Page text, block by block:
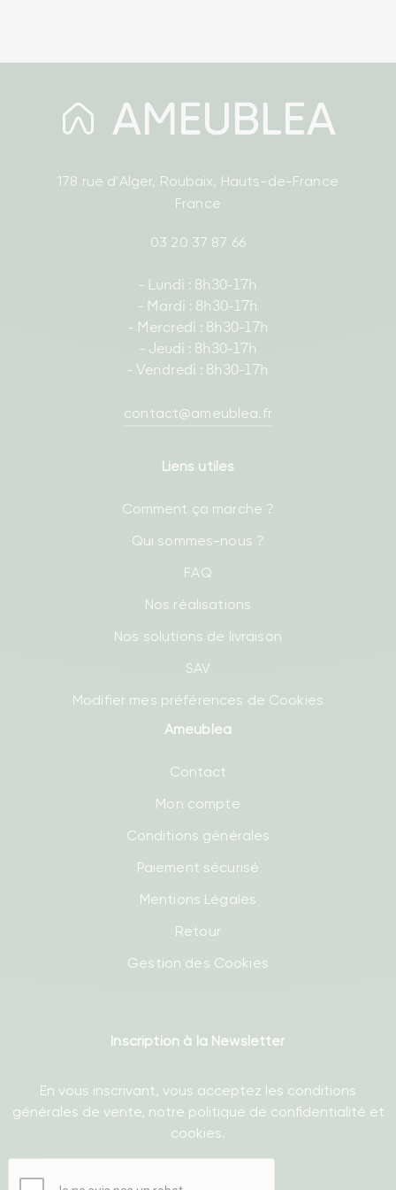
178 rue d'Alger, Roubaix, Hauts-de-France
France
03 20 37 87 66
- Lundi : 8h30-17h
- Mardi : 8h30-17h
- Mercredi : 8h30-17h
- Jeudi : 8h30-17h
- Vendredi : 8h30-17h
contact@ameublea.fr
Liens utiles
Comment ça marche ?
Qui sommes-nous ?
FAQ
Nos réalisations
Nos solutions de livraison
SAV
Modifier mes préférences de Cookies
Ameublea
Contact
Mon compte
Conditions générales
Paiement sécurisé
Mentions Légales
Retour
Gestion des Cookies
Inscription à la Newsletter
En vous inscrivant, vous acceptez les conditions
générales de vente, notre politique de confidentialité et
cookies.